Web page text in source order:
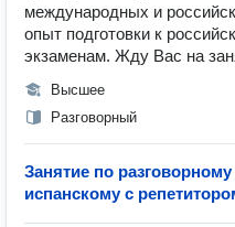
международных и
опыт подготовки к
экзаменам. Жду Вас на
Высшее
Разговорный
Занятие по разговорному
испанскому с